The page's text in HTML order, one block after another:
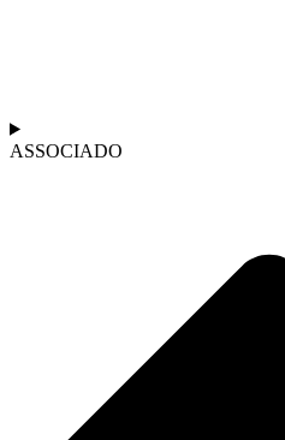
ASSOCIADO